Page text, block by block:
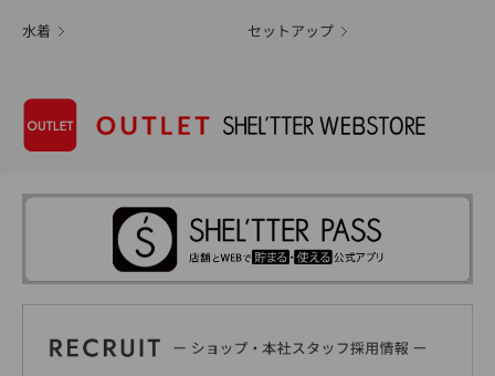
水着 セットアップ